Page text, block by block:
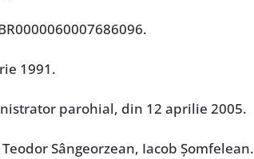
1991.
parohial, din 12 aprilie 2005.
Sângeorzean, Iacob Șomfelean.